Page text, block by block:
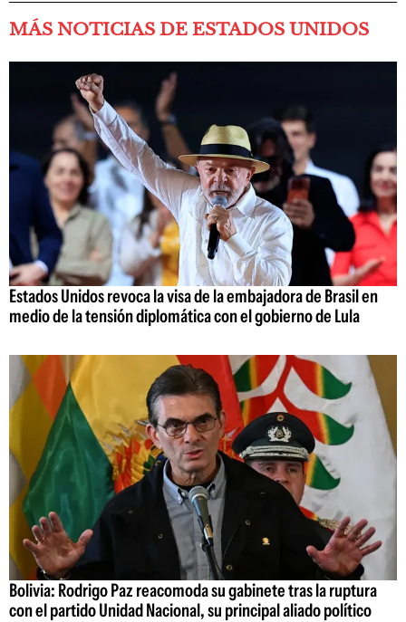
MÁS NOTICIAS DE ESTADOS UNIDOS
Estados Unidos revoca la visa de la embajadora de Brasil en
medio de la tensión diplomática con el gobierno de Lula
Bolivia: Rodrigo Paz reacomoda su gabinete tras la ruptura
con el partido Unidad Nacional, su principal aliado político